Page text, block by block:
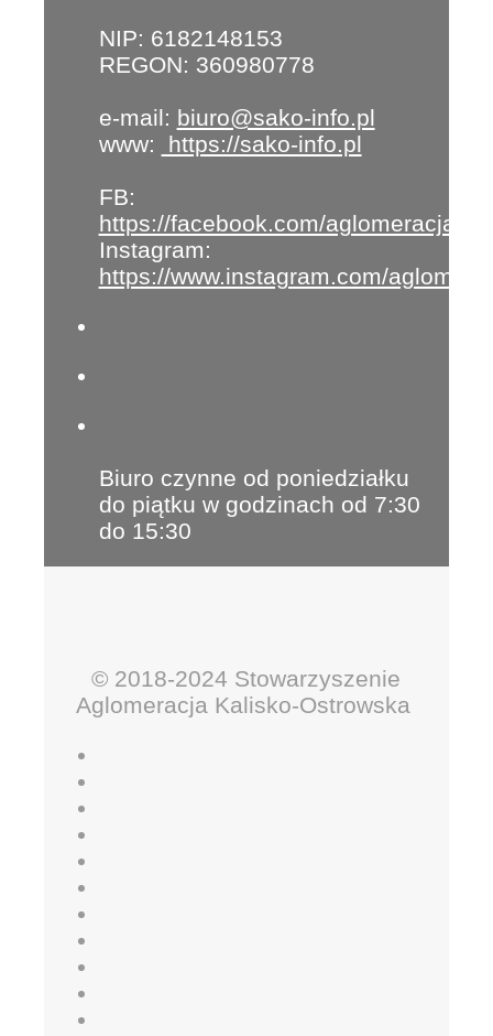
NIP: 6182148153
REGON: 360980778
e-mail: biuro@sako-info.pl
www:
https://sako-info.pl
FB:
https://facebook.com/aglomeracja
Instagram:
https://www.instagram.com/
Biuro czynne od poniedziałku
do piątku w godzinach od 7:30
do 15:30
© 2018-2024 Stowarzyszenie
Aglomeracja Kalisko-Ostrowska